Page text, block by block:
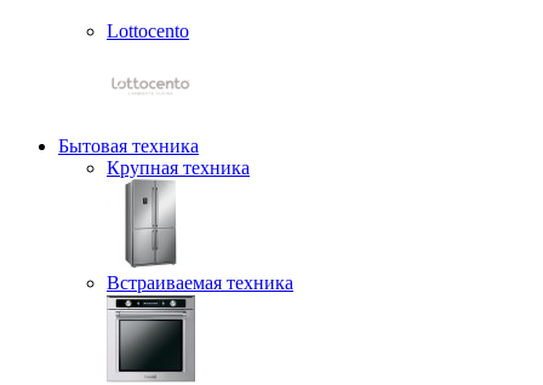
Lottocento
Бытовая техника
Крупная техника
Встраиваемая техника